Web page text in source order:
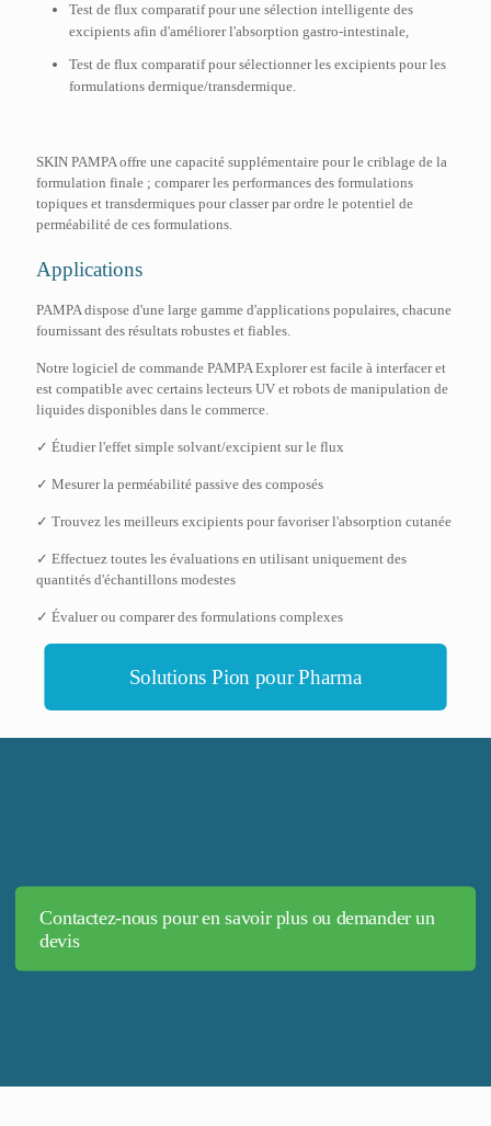
Test de flux comparatif pour une sélection intelligente des
excipients afin d'améliorer l'absorption gastro-intestinale,
Test de flux comparatif pour sélectionner les excipients pour les
formulations dermique/transdermique.
SKIN PAMPA offre une capacité supplémentaire pour le criblage de la
formulation finale ; comparer les performances des formulations
topiques et transdermiques pour classer par ordre le potentiel de
perméabilité de ces formulations.
Applications
PAMPA dispose d'une large gamme d'applications populaires, chacune
fournissant des résultats robustes et fiables.
Notre logiciel de commande PAMPA Explorer est facile à interfacer et
est compatible avec certains lecteurs UV et robots de manipulation de
liquides disponibles dans le commerce.
✓ Étudier l'effet simple solvant/excipient sur le flux
✓ Mesurer la perméabilité passive des composés
✓ Trouvez les meilleurs excipients pour favoriser l'absorption cutanée
✓ Effectuez toutes les évaluations en utilisant uniquement des
quantités d'échantillons modestes
✓ Évaluer ou comparer des formulations complexes
Solutions Pion pour Pharma
Contactez-nous pour en savoir plus ou demander un
devis